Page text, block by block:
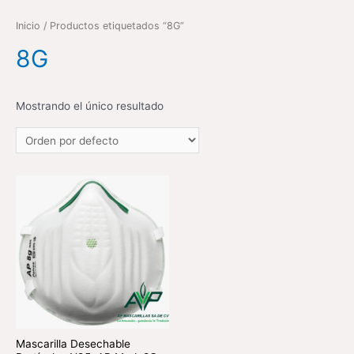
Inicio / Productos etiquetados “8G”
8G
Mostrando el único resultado
Mascarilla Desechable